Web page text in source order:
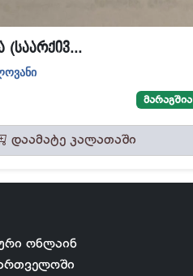
(საარქივ...
მარაგშია
დაამატე კალათაში
ონლაინ